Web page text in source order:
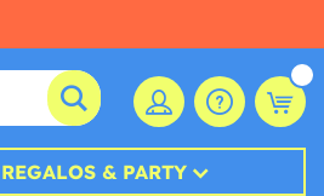
REGALOS & PARTY